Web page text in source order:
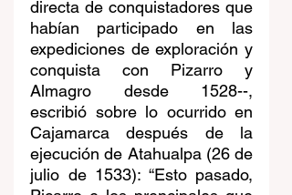
directa de conquistadores que
habían participado en las
expediciones de exploración y
conquista con Pizarro y
Almagro desde 1528--,
escribió sobre lo ocurrido en
Cajamarca después de la
ejecución de Atahualpa (26 de
julio de 1533): “Esto pasado,